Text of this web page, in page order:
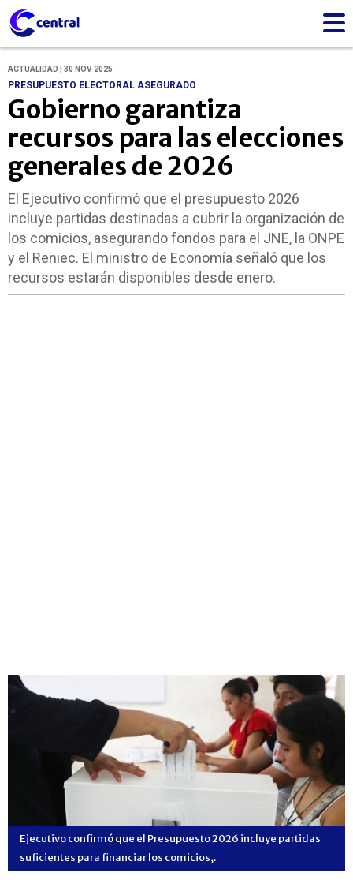
ACTUALIDAD | 30 NOV 2025
PRESUPUESTO ELECTORAL ASEGURADO
Gobierno garantiza
recursos para las elecciones
generales de 2026
El Ejecutivo confirmó que el presupuesto 2026
incluye partidas destinadas a cubrir la organización de
los comicios, asegurando fondos para el JNE, la ONPE
y el Reniec. El ministro de Economía señaló que los
recursos estarán disponibles desde enero.
Ejecutivo confirmó que el Presupuesto 2026 incluye partidas
suficientes para financiar los comicios,.